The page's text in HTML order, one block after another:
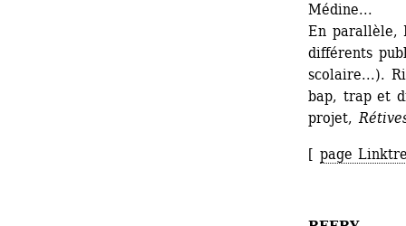
Médine...
En parallèle,
différents
scolaire...).
bap, trap et
projet,
[ page